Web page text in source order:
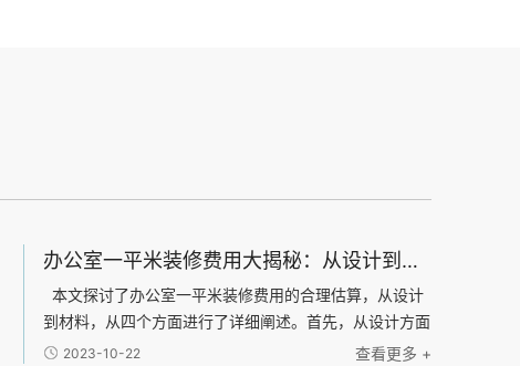
办公室一平米装修费用大揭秘：从设计到材料，了解每一项费用的合理估算
本文探讨了办公室一平米装修费用的合理估算，从设计
到材料，从四个方面进行了详细阐述。首先，从设计方面
分析了办公室装修所需的设计费用，并介绍了不同设计风
2023-10-22 查看更多 +